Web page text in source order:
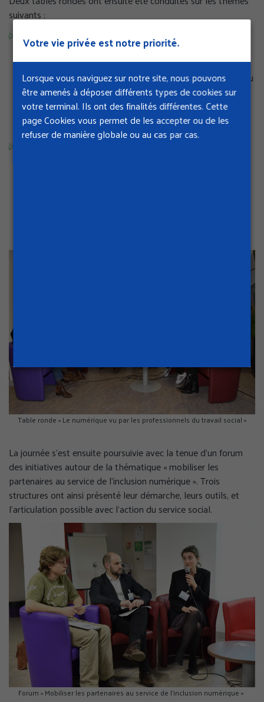
Votre vie privée est notre priorité.
Lorsque vous naviguez sur notre site, nous pouvons
être amenés à déposer différents types de cookies sur
votre terminal. Ils ont des finalités différentes. Cette
page Cookies vous permet de les accepter ou de les
refuser de manière globale ou au cas par cas.
GÉRER MES PRÉFÉRENCES
TOUT ACCEPTER
TOUS REFUSER
Politique de confidentialité
suivants :
Numérique et action sociale
: analyses et retours
d’expériences
Cette table-ronde a réuni plusieurs acteurs faisant part de
leurs retours d'expériences sur les difficultés remontées au
défenseur des droits, et sur ce que des organismes de
protection sociale comme laMSAou laCnavmettent en
place pour accompagner la dématérialisation.
Le numérique vu par les professionnels du travail
Table ronde « Le numérique vu par les professionnels du travail social »
La journée s’est ensuite poursuivie avec la tenue d’un forum
des initiatives autour de la thématique « mobiliser les
partenaires au service de l’inclusion numérique ». Trois
structures ont ainsi présenté leur démarche, leurs outils, et
l'articulation possible avec l'action du service social.
Forum « Mobiliser les partenaires au service de l’inclusion numérique »